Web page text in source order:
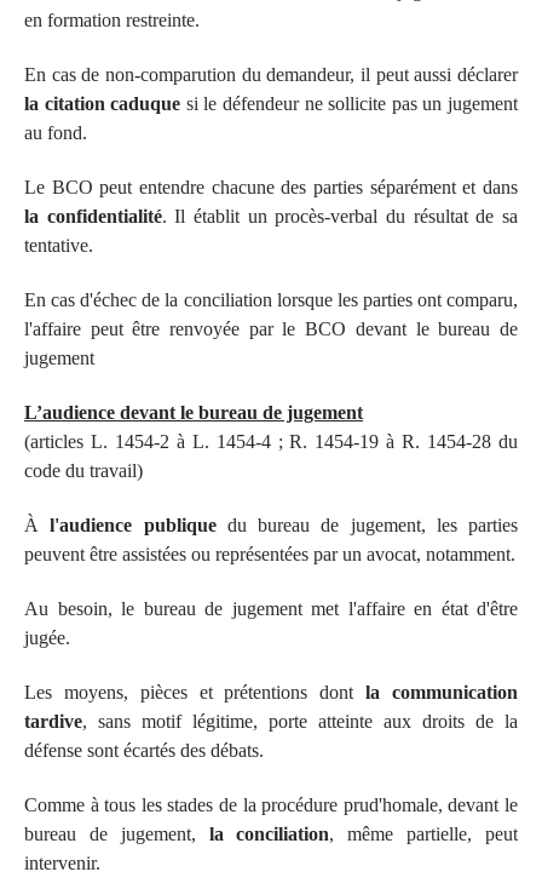
en formation restreinte.
En cas de non-comparution du demandeur, il peut aussi déclarer
la citation caduque si le défendeur ne sollicite pas un jugement
au fond.
Le BCO peut entendre chacune des parties séparément et dans
la confidentialité. Il établit un procès-verbal du résultat de sa
tentative.
En cas d'échec de la conciliation lorsque les parties ont comparu,
l'affaire peut être renvoyée par le BCO devant le bureau de
jugement
L’audience devant le bureau de jugement
(articles L. 1454-2 à L. 1454-4 ; R. 1454-19 à R. 1454-28 du
code du travail)
Àl'audience publiquedu bureau de jugement, les parties
peuvent être assistées ou représentées par un avocat, notamment.
Au besoin, le bureau de jugement met l'affaire en état d'être
jugée.
Les moyens, pièces et prétentions dontla communication
tardive, sans motif légitime, porte atteinte aux droits de la
défense sont écartés des débats.
Comme à tous les stades de la procédure prud'homale, devant le
bureau de jugement, la conciliation, même partielle, peut
intervenir.